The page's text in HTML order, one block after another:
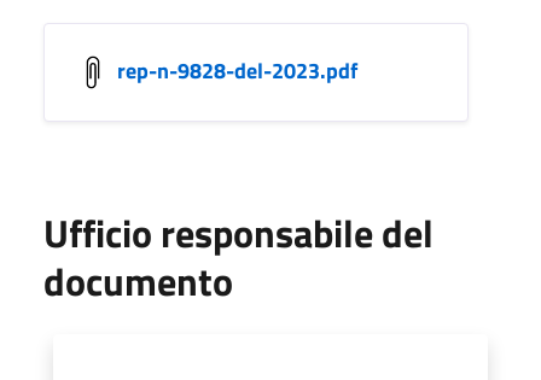
rep-n-9828-del-2023.pdf
Ufficio responsabile del
documento